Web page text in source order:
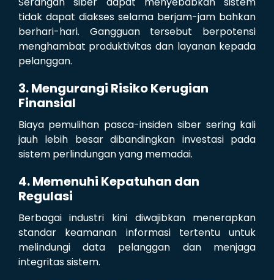
tidak dapat diakses selama berjam-jam bahkan
berhari-hari. Gangguan tersebut berpotensi
menghambat produktivitas dan layanan kepada
pelanggan.
3. Mengurangi Risiko Kerugian
Finansial
Biaya pemulihan pasca-insiden siber sering kali
jauh lebih besar dibandingkan investasi pada
sistem perlindungan yang memadai.
4. Memenuhi Kepatuhan dan
Regulasi
Berbagai industri kini diwajibkan menerapkan
standar keamanan informasi tertentu untuk
melindungi data pelanggan dan menjaga
integritas sistem.